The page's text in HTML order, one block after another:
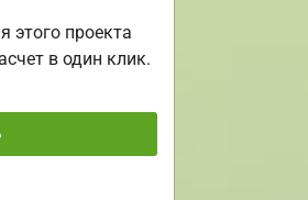
этого проекта
в один клик.